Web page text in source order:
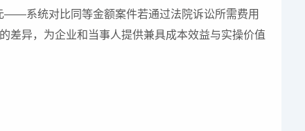
系统对比同等金额案件若通过法院诉讼所需费用
差异，为企业和当事人提供兼具成本效益与实操价值